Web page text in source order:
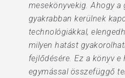
mesekönyvekig. Ahogy a
gyakrabban kerülnek
technológiákkal,
milyen hatást
fejlődésére. Ez a könyv
egymással összefüggő